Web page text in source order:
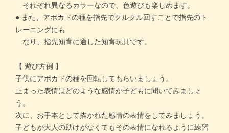
ブランド
＞会社概要
プライバシーポリシー
特定商取引法に基づく表記
それぞれ異なるカラーなので、色遊びも楽しめます。
● また、アボカドの種を指先でクルクル回すことで指先のト
レーニングにも
なり、指先知育に適した知育玩具です。
【 遊び方例 】
子供にアボカドの種を回転してもらいましょう。
止まった表情はどのような感情か子どもに聞いてみましょ
う。
次に、お手本として描かれた感情の表情をしてみましょう。
子どもが大人の助けがなくてもその表情になれるように練習